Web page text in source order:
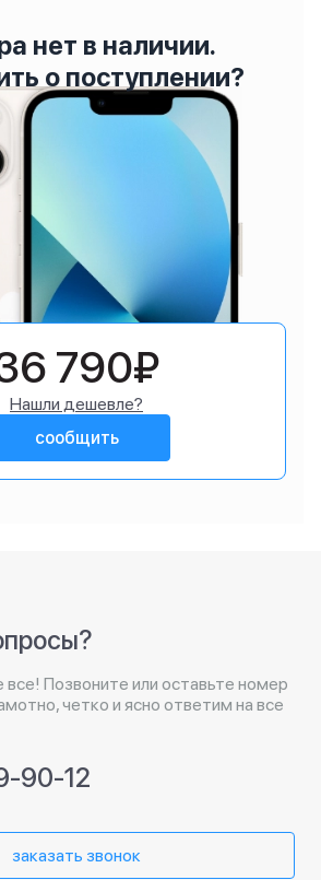
нет в наличии.
о поступлении?
790₽
Нашли дешевле?
сообщить
Позвоните или оставьте номер
четко и ясно ответим на все
90-12
заказать звонок